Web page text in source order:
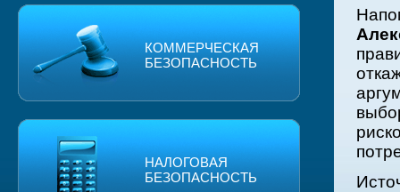
КОММЕРЧЕСКАЯ
БЕЗОПАСНОСТЬ
НАЛОГОВАЯ
БЕЗОПАСНОСТЬ